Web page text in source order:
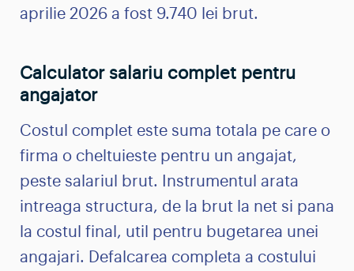
aprilie 2026 a fost 9.740 lei brut.
Calculator salariu complet pentru
angajator
Costul complet este suma totala pe care o
firma o cheltuieste pentru un angajat,
peste salariul brut. Instrumentul arata
intreaga structura, de la brut la net si pana
la costul final, util pentru bugetarea unei
angajari. Defalcarea completa a costului